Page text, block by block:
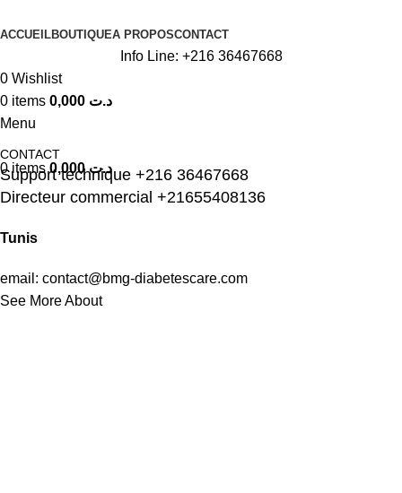
ACCUEILBOUTIQUEA PROPOSCONTACT
Info Line: +216 36467668
0 Wishlist
0 items د.ت
Menu
0items د.ت0,000
CONTACT
Support technique +216 36467668
Directeur commercial +21655408136
Tunis
email: contact@bmg-diabetescare.com
See More About